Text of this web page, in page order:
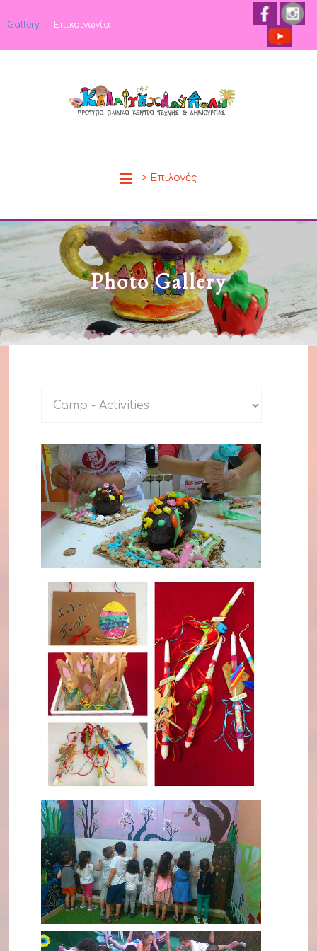
Gallery Επικοινωνία
--> Επιλογές
Photo Gallery